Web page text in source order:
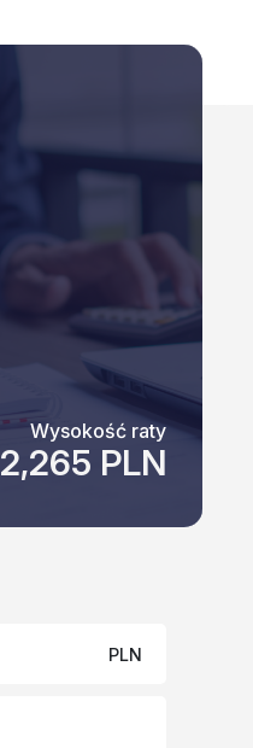
Wysokość raty
2,265 PLN
PLN